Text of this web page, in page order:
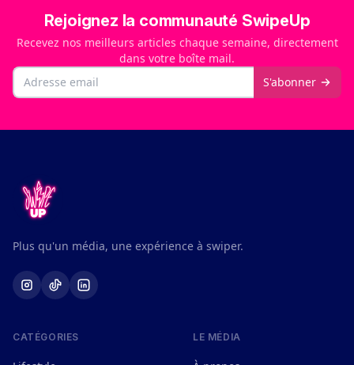
Rejoignez la communauté SwipeUp
Recevez nos meilleurs articles chaque semaine, directement
dans votre boîte mail.
Email S'abonner
Plus qu'un média, une expérience à swiper.
CATÉGORIES LE MÉDIA